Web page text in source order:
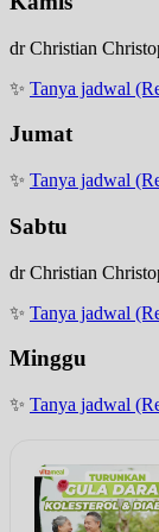
dr Christian
✨ Tanya jadwal
Jumat
✨ Tanya jadwal
Sabtu
dr Christian
✨ Tanya jadwal
Minggu
✨ Tanya jadwal